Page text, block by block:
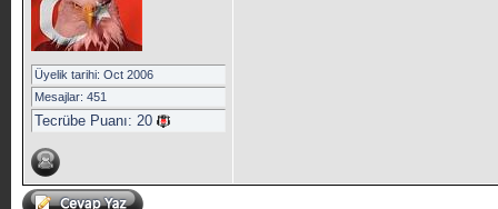
Üyelik tarihi: Oct 2006
Mesajlar: 451
Tecrübe Puanı: 20